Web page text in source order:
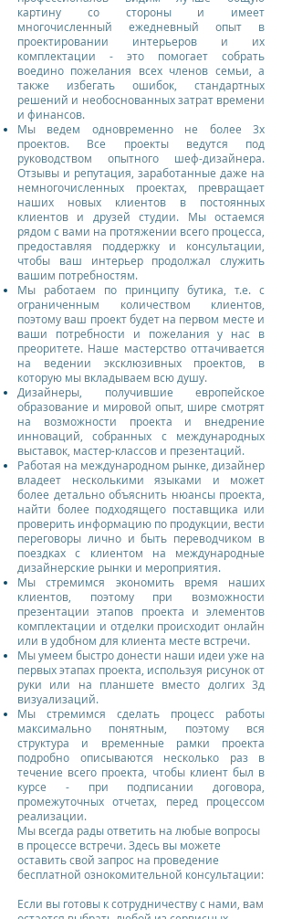
картину со стороны и имеет
многочисленный ежедневный опыт в
проектировании интерьеров и их
комплектации - это помогает собрать
воедино пожелания всех членов семьи, а
также избегать ошибок, стандартных
решений и необоснованных затрат времени
и финансов.
Мы ведем одновременно не более 3х
проектов. Все проекты ведутся под
руководством опытного шеф-дизайнера.
Отзывы и репутация, заработанные даже на
немногочисленных проектах, превращает
наших новых клиентов в постоянных
клиентов и друзей студии. Мы остаемся
рядом с вами на протяжении всего процесса,
предоставляя поддержку и консультации,
чтобы ваш интерьер продолжал служить
вашим потребностям.
Мы работаем по принципу бутика, т.е. с
ограниченным количеством клиентов,
поэтому ваш проект будет на первом месте и
ваши потребности и пожелания у нас в
преоритете. Наше мастерство оттачивается
на ведении эксклюзивных проектов, в
которую мы вкладываем всю душу.
Дизайнеры, получившие европейское
образование и мировой опыт, шире смотрят
на возможности проекта и внедрение
инноваций, собранных с международных
выставок, мастер-классов и презентаций.
Работая на международном рынке, дизайнер
владеет несколькими языками и может
более детально объяснить нюансы проекта,
найти более подходящего поставщика или
проверить информацию по продукции, вести
переговоры лично и быть переводчиком в
поездках с клиентом на международные
дизайнерские рынки и мероприятия.
Мы стремимся экономить время наших
клиентов, поэтому при возможности
презентации этапов проекта и элементов
комплектации и отделки происходит онлайн
или в удобном для клиента месте встречи.
Мы умеем быстро донести наши идеи уже на
первых этапах проекта, используя рисунок от
руки или на планшете вместо долгих 3д
визуализаций.
Мы стремимся сделать процесс работы
максимально понятным, поэтому вся
структура и временные рамки проекта
подробно описываются несколько раз в
течение всего проекта, чтобы клиент был в
курсе - при подписании договора,
промежуточных отчетах, перед процессом
реализации.
Мы всегда рады ответить на любые вопросы
в процессе встречи. Здесь вы можете
оставить свой запрос на проведение
бесплатной ознокомительной консультации:
Если вы готовы к сотрудничеству с нами, вам